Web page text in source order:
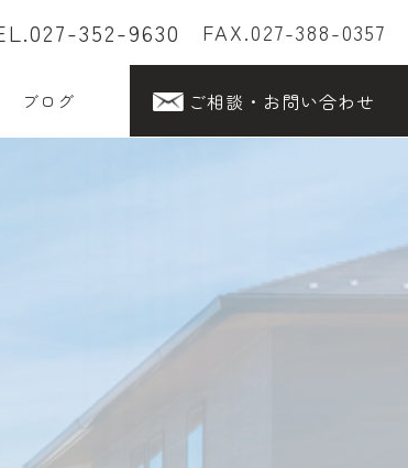
352-9630 FAX.027-388-0357
ブログ ご相談・お問い合わせ